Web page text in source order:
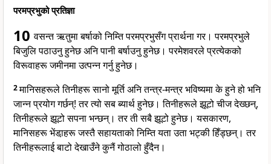
परमप्रभुको प्रतिज्ञा
10वसन्त ऋतुमा बर्षाको निम्ति परमप्रभुसँग प्रार्थना गर। परमप्रभुले
बिजुलि पठाउनु हुनेछ अनि पानी बर्षाउनु हुनेछ। परमेशवरले प्रत्येकको
विरूवाहरू जमीनमा उत्पन्न गर्नु हुनेछ।
2मानिसहरूले तिनीहरू सानो मूर्ति अनि तन्त्र-मन्त्र भविष्यमा के हुने हो भनि
जान्न प्रयोग गर्छन्! तर त्यो सब ब्यार्थ हुनेछ। तिनीहरूले झूटो चीज देख्छन्,
तिनीहरूले झूटो सपना भन्छन्। तर ती सबै झूटो हुनेछ। यसकारण,
मानिसहरू भेंडा़हरू जस्तै सहायताको निम्ति यता उता भट्की हिँड्छन्। तर
तिनीहरूलाई बाटो देखाउँने कुनैं गोठालो हुँदैन।